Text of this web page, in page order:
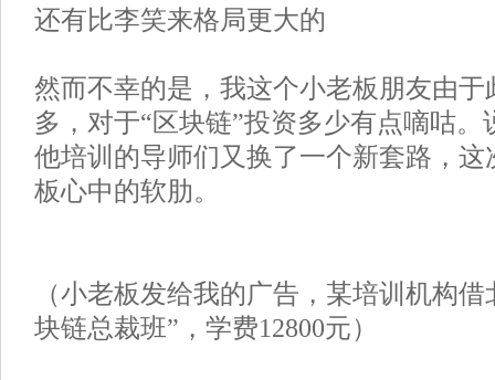
还有比李笑来格局更大的
然而不幸的是，我这个小老板朋友由于
多，对于“区块链”投资多少有点嘀咕
他培训的导师们又换了一个新套路，这
板心中的软肋。
（小老板发给我的广告，某培训机构
块链总裁班”，学费12800元）